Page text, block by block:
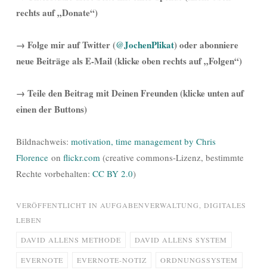
rechts auf „Donate“)
→ Folge mir auf Twitter (@JochenPlikat) oder abonniere
neue Beiträge als E-Mail (klicke oben rechts auf „Folgen“)
→ Teile den Beitrag mit Deinen Freunden (klicke unten auf
einen der Buttons)
Bildnachweis: motivation, time management by Chris
Florence on flickr.com (creative commons-Lizenz, bestimmte
Rechte vorbehalten: CC BY 2.0)
VERÖFFENTLICHT IN AUFGABENVERWALTUNG
DIGITALES
LEBEN
DAVID ALLENS METHODE DAVID ALLENS SYSTEM
EVERNOTE EVERNOTE-NOTIZ ORDNUNGSSYSTEM